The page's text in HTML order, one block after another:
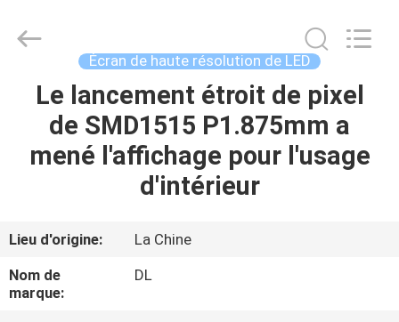
MAISON
PRODUITS
SHOW
AU
Display
Labs
Écran de haute résolution de LED
Le lancement étroit de pixel
de SMD1515 P1.875mm a
mené l'affichage pour l'usage
d'intérieur
Lieu d'origine:
La Chine
Nom de
marque:
DL